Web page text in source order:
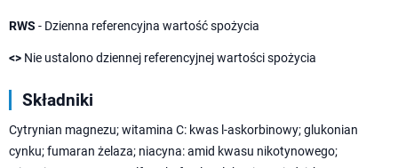
RWS - Dzienna referencyjna wartość spożycia
<> Nie ustalono dziennej referencyjnej wartości spożycia
Składniki
Cytrynian magnezu; witamina C: kwas l-askorbinowy; glukonian
cynku; fumaran żelaza; niacyna: amid kwasu nikotynowego;